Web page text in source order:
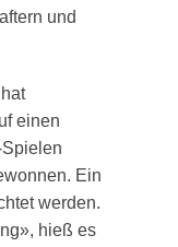
und
einen
Ein
werden.
hieß es